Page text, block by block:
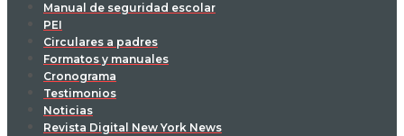
Manual de seguridad escolar
PEI
Circulares a padres
Formatos y manuales
Cronograma
Testimonios
Noticias
Revista Digital New York News